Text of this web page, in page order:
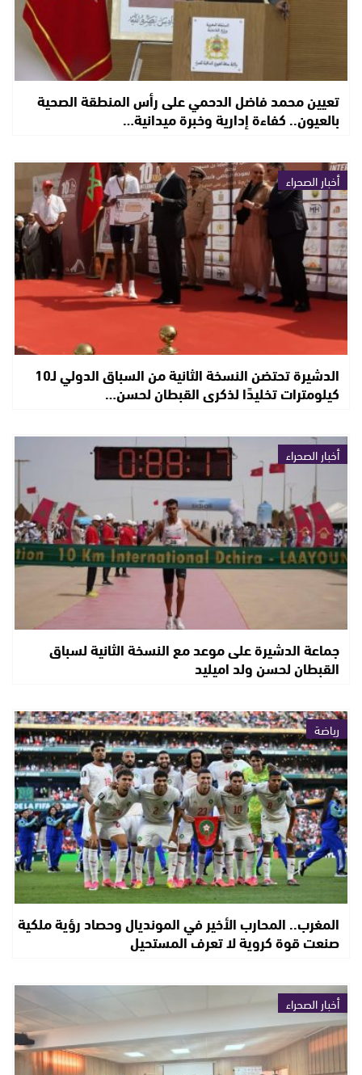
تعيين محمد فاضل الدحمي على رأس المنطقة الصحية
بالعيون.. كفاءة إدارية وخبرة ميدانية…
أخبار الصحراء
الدشيرة تحتضن النسخة الثانية من السباق الدولي لـ10
كيلومترات تخليدًا لذكرى القبطان لحسن…
أخبار الصحراء
جماعة الدشيرة على موعد مع النسخة الثانية لسباق
القبطان لحسن ولد اميليد
رياضة
المغرب.. المحارب الأخير في المونديال وحصاد رؤية ملكية
صنعت قوة كروية لا تعرف المستحيل
أخبار الصحراء